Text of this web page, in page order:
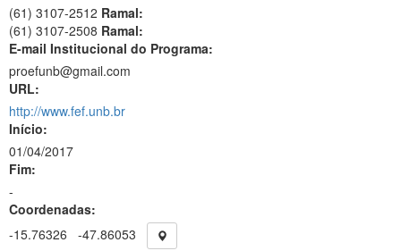
(61) 3107-2512 Ramal:
(61) 3107-2508 Ramal:
E-mail Institucional do Programa:
proefunb@gmail.com
URL:
http://www.fef.unb.br
Início:
01/04/2017
Fim:
-
Coordenadas:
-15.76326
-47.86053